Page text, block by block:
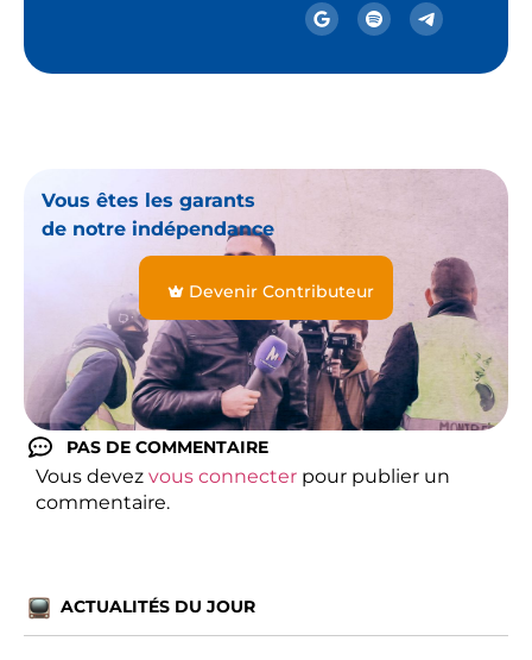
Vous êtes les garants
de notre indépendance
Devenir Contributeur
PAS DE COMMENTAIRE
Vous devez vous connecter pour publier un
commentaire.
ACTUALITÉS DU JOUR